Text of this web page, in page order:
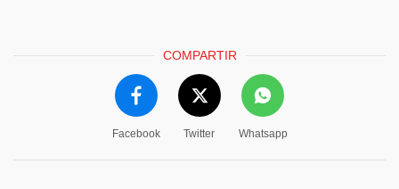
COMPARTIR
Facebook Twitter Whatsapp